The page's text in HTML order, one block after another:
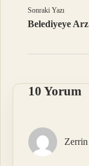
Sonraki Yazı
Belediyeye
10 Yorum
Zerrin